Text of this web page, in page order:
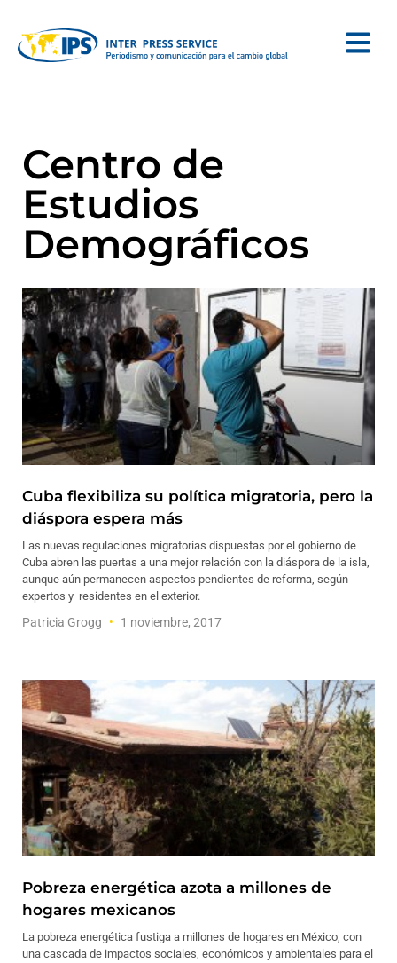
Centro de
Estudios
Demográficos
Cuba flexibiliza su política migratoria, pero la
diáspora espera más
Las nuevas regulaciones migratorias dispuestas por el gobierno de
Cuba abren las puertas a una mejor relación con la diáspora de la isla,
aunque aún permanecen aspectos pendientes de reforma, según
expertos y residentes en el exterior.
Patricia Grogg 1 noviembre, 2017
Pobreza energética azota a millones de
hogares mexicanos
La pobreza energética fustiga a millones de hogares en México, con
una cascada de impactos sociales, económicos y ambientales para el